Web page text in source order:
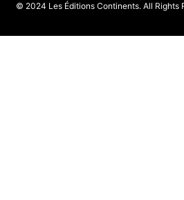
© 2024 Les Éditions Continents. All Rights